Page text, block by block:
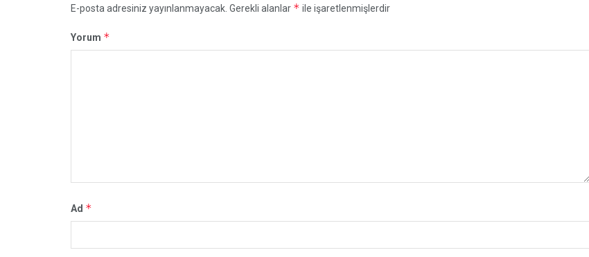
E-posta adresiniz yayınlanmayacak. Gerekli alanlar * ile işaretlenmişlerdir
Yorum *
Ad *